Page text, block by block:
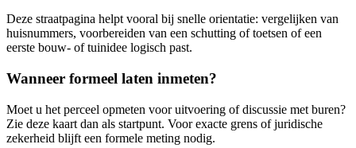
Deze straatpagina helpt vooral bij snelle orientatie: vergelijken van
huisnummers, voorbereiden van een schutting of toetsen of een
eerste bouw- of tuinidee logisch past.
Wanneer formeel laten inmeten?
Moet u het perceel opmeten voor uitvoering of discussie met buren?
Zie deze kaart dan als startpunt. Voor exacte grens of juridische
zekerheid blijft een formele meting nodig.